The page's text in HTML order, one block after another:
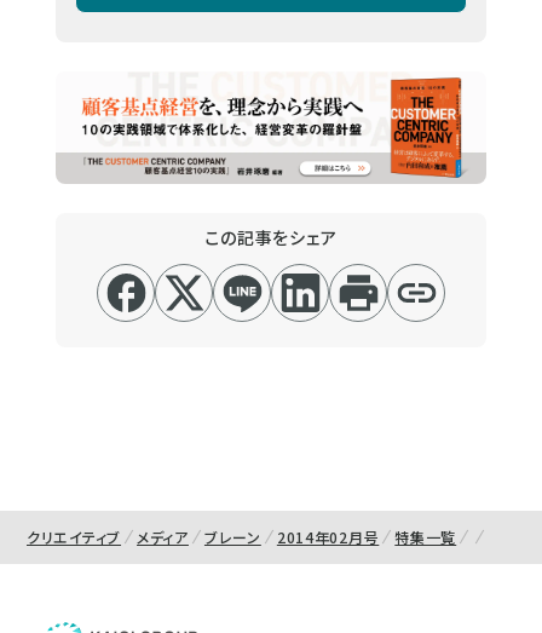
この記事をシェア
クリエイティブ メディア ブレーン 2014年02月号 特集一覧